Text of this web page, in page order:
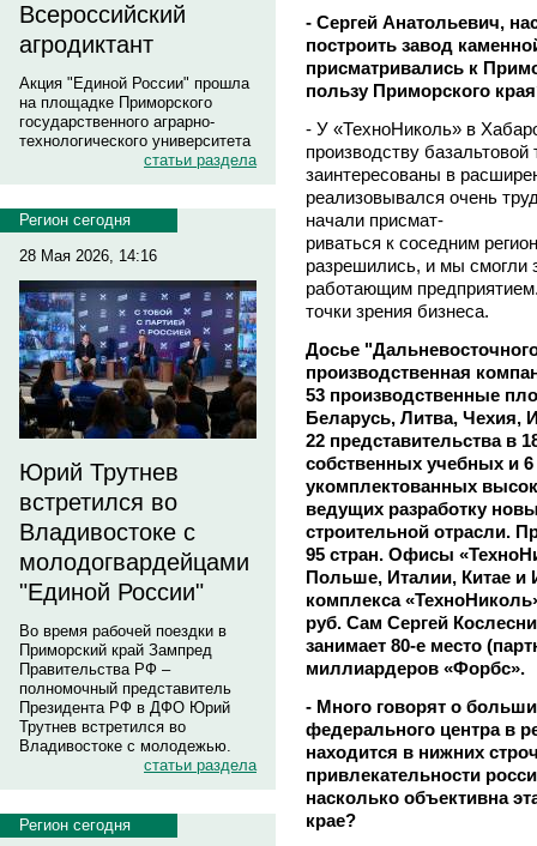
Всероссийский
агродиктант
Акция "Единой России" прошла
на площадке Приморского
государственного аграрно-
технологического университета
статьи раздела
Регион сегодня
28 Мая 2026, 14:16
Юрий Трутнев
встретился во
Владивостоке с
молодогвардейцами
"Единой России"
Во время рабочей поездки в
Приморский край Зампред
Правительства РФ –
полномочный представитель
Президента РФ в ДФО Юрий
Трутнев встретился во
Владивостоке с молодежью.
статьи раздела
Регион сегодня
- Сергей Анатольевич,
построить завод
присматривались к
пользу Приморского
- У «ТехноНиколь» в
производству
заинтересованы в
реализовывался очень
начали присмат-
риваться к соседним
разрешились, и мы смогли
работающим
точки зрения бизнеса.
Досье
производственная
53 производственные
Беларусь, Литва, Чехия,
22 представительства в
собственных учебных и
укомплектованных
ведущих разработку
строительной отрасли.
95 стран. Офисы
Польше, Италии, Китае и
комплекса
руб. Сам Сергей
занимает 80-е место
миллиардеров «Форбс».
- Много говорят о
федерального центра в
находится в нижних
привлекательности
насколько объективна
крае?